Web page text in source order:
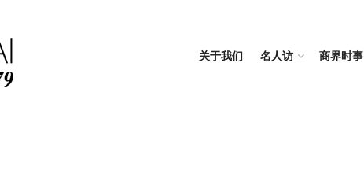
关于我们 名人访 商界时事